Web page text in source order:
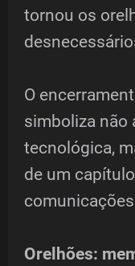
tornou os
O
simboliza não
tecnológica,
de um
Orelhões: